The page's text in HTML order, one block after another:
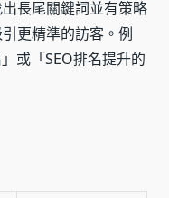
長尾關鍵詞並有策略
更精準的訪客。例
或「SEO排名提升的